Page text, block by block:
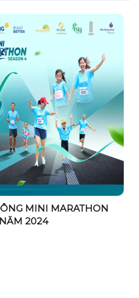
MINI MARATHON
NĂM 2024